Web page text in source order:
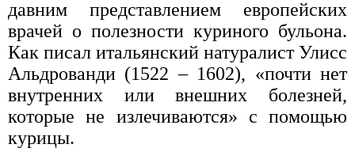
давним представлением европейских
врачей о полезности куриного бульона.
Как писал итальянский натуралист Улисс
Альдрованди (1522 – 1602), «почти нет
внутренних или внешних болезней,
которые не излечиваются» с помощью
курицы.